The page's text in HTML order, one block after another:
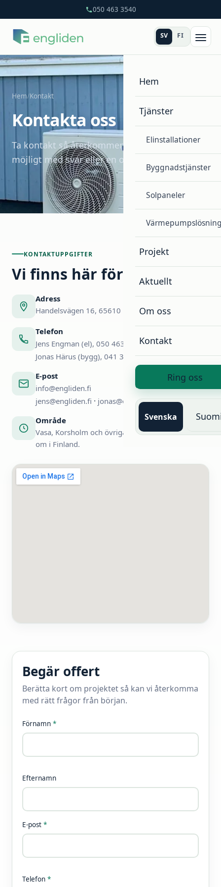
050 463 3540
SV FI
Hem
Tjänster
Elinstallationer
Byggnadstjänster
Solpaneler
Projekt
Aktuellt
Om oss
Kontakt
Ring oss
Svenska
Hem/Kontakt
Kontakta oss
Ta kontakt så återkommer vi så snart som
möjligt med svar eller en offert.
KONTAKTUPPGIFTER
Vi finns här för dig
Adress
Handelsvägen 16, 65610 Korsholm
Telefon
Jens Engman (el), 050 463 3540
Jonas Härus (bygg), 041 326 7189
E-post
info@engliden.fi
jens@engliden.fi · jonas@engliden.fi
Område
Vasa, Korsholm och övriga Österbotten, samt runt
om i Finland.
Begär offert
Berätta kort om projektet så kan vi återkomma
med rätt frågor från början.
Förnamn *
Efternamn
E-post *
Telefon *